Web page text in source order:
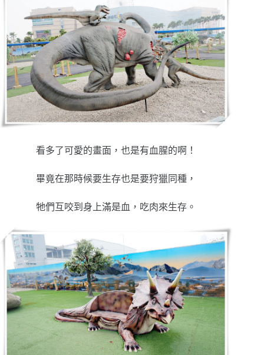
看多了可愛的畫面，也是有血腥的啊！
畢竟在那時候要生存也是要狩獵同種，
牠們互咬到身上滿是血，吃肉來生存。